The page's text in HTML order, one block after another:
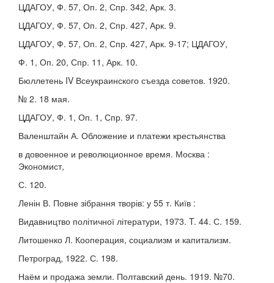
ЦДАГОУ, Ф. 57, Оп. 2, Спр. 342, Арк. 3.
ЦДАГОУ, Ф. 57, Оп. 2, Спр. 427, Арк. 9.
ЦДАГОУ, Ф. 57, Оп. 2, Спр. 427, Арк. 9-17; ЦДАГОУ,
Ф. 1, Оп. 20, Спр. 11, Арк. 10.
Бюллетень IV Всеукраинского съезда советов. 1920.
№ 2. 18 мая.
ЦДАГОУ, Ф. 1, Оп. 1, Спр. 97.
Валенштайн А. Обложение и платежи крестьянства
в довоенное и революционное время. Москва :
Экономист,
С. 120.
Ленін В. Повне зібрання творів: у 55 т. Київ :
Видавництво політичної літератури, 1973. T. 44. С. 159.
Литошенко Л. Кооперация, социализм и капитализм.
Петроград, 1922. С. 198.
Наём и продажа земли. Полтавский день. 1919. №70.